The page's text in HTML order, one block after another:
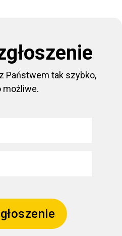
Państwem tak szybko,
możliwe.